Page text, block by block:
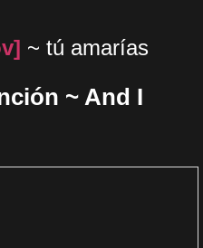
~ tú amarías
~ And I